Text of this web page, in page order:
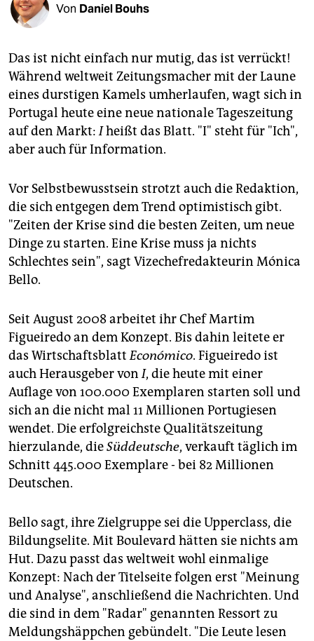
fragen & hilfe
abo
genossenschaft
epaper login
Von Daniel Bouhs
Das ist nicht einfach nur mutig, das ist verrückt!
Während weltweit Zeitungsmacher mit der Laune
eines durstigen Kamels umherlaufen, wagt sich in
Portugal heute eine neue nationale Tageszeitung
auf den Markt:Iheißt das Blatt. "I" steht für "Ich",
aber auch für Information.
Vor Selbstbewusstsein strotzt auch die Redaktion,
die sich entgegen dem Trend optimistisch gibt.
"Zeiten der Krise sind die besten Zeiten, um neue
Dinge zu starten. Eine Krise muss ja nichts
Schlechtes sein", sagt Vizechefredakteurin Mónica
Bello.
Seit August 2008 arbeitet ihr Chef Martim
Figueiredo an dem Konzept. Bis dahin leitete er
das WirtschaftsblattEconómico. Figueiredo ist
auch Herausgeber vonI, die heute mit einer
Auflage von 100.000 Exemplaren starten soll und
sich an die nicht mal 11 Millionen Portugiesen
wendet. Die erfolgreichste Qualitätszeitung
hierzulande, dieSüddeutsche, verkauft täglich im
Schnitt 445.000 Exemplare - bei 82 Millionen
Deutschen.
Bello sagt, ihre Zielgruppe sei die Upperclass, die
Bildungselite. Mit Boulevard hätten sie nichts am
Hut. Dazu passt das weltweit wohl einmalige
Konzept: Nach der Titelseite folgen erst "Meinung
und Analyse", anschließend die Nachrichten. Und
die sind in dem "Radar" genannten Ressort zu
Meldungshäppchen gebündelt. "Die Leute lesen